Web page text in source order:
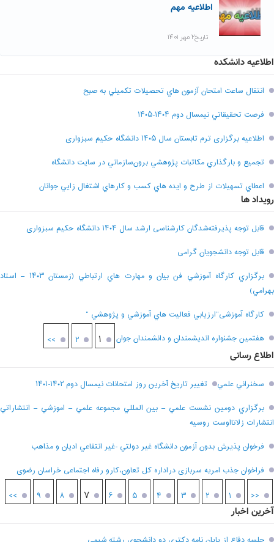
اطلاعیه مهم
تاریخ۲ مهر ۱۴۰۱
اطلاعیه دانشکده
انتقال ساعت امتحان آزمون هاي تحصيلات تکميلي به صبح
فرصت تحقيقاتي نیمسال دوم ۱۴۰۴-۱۴۰۵
اطلاعیه برگزاری ترم تابستان سال ۱۴۰۵ دانشگاه حکیم سبزواری
تجميع و بارگذاري مکاتبات پژوهشي برون‌سازماني در سايت دانشگاه
اعطاي تسهيلات از طرح و ايده هاي کسب و کارهاي اشتغال زايي جوانان
رویداد ها
قابل توجه پذیرفته‌شدگان کارشناسی ارشد سال ۱۴۰۴ دانشگاه حکیم سبزواری
قابل توجه دانشجویان گرامی
برگزاري کارگاه آموزشي فن بيان و مهارت هاي ارتباطي (زمستان ۱۴۰۳ – استاد
بهرامي)
کارگاه آموزشی”ارزيابي فعاليت هاي آموزشي و پژوهشي “
هفتمين جشنواره انديشمندان و دانشمندان جوان
۱ ۲ >>
اطلاع رسانی
سخنراني علمي
تغيير تاريخ آخرين روز امتحانات نيمسال دوم ۱۴۰۲-۱۴۰۱
برگزاري دومين نشست علمي – بين المللي مجموعه علمي – اموزشي – انتشاراتي
انتشارات زلاتااوست روسيه
فرخوان پذيرش بدون آزمون دانشگاه غير دولتي -غير انتفاعي اديان و مذاهب
فراخوان جذب امریه سربازی دراداره کل تعاون،کارو رفاه اجتماعی خراسان رضوی
<< ۱ ۲ ۳ ۴ ۵ ۶ ۷ ۸ ۹ >>
آخرین اخبار